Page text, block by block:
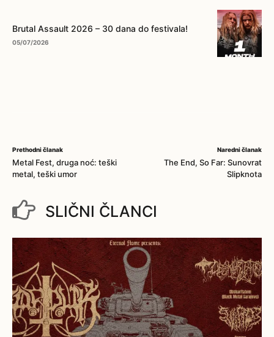
Brutal Assault 2026 – 30 dana do festivala!
05/07/2026
Prethodni članak
Metal Fest, druga noć: teški
metal, teški umor
Naredni članak
The End, So Far: Sunovrat
Slipknota
SLIČNI ČLANCI